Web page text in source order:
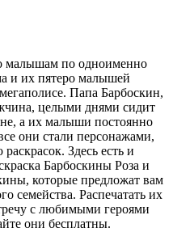
малышам по одноименно
и их пятеро малышей
Папа Барбоскин,
целыми днями сидит
а их малыши постоянно
они стали персонажами,
Здесь есть и
Барбоскины Роза и
которые предложат вам
семейства. Распечатать их
с любимыми героями
они бесплатны.